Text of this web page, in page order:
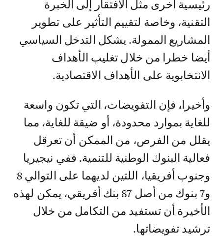
رئيسية أخرى مثل الافتقار إلى الخبرة
التقنية، وخاصة لتقييم التأثير على تطوير
المشاريع الممولة. يشكل التدخل السياسي
أيضا خطرا من خلال تغليب الأهداف
الانتخابوية على الأهداف الاقتصادية.
وأخيرا، فإن التفويضات، التي تكون واسعة
للغاية بموارد محدودة، أو ضيقة للغاية، مما
يقلل من الفرص، من الممكن أن تعرقل
فعالية البنوك الوطنية للتنمية. ففي نيجيريا
وجنوب أفريقيا، اللتين لديهما على التوالي 8
و7 بنوك من أصل 87 بنك أفريقي، يمكن لهذه
الأخيرة أن تستفيد من التكامل من خلال
ترشيد تفويضاتها.